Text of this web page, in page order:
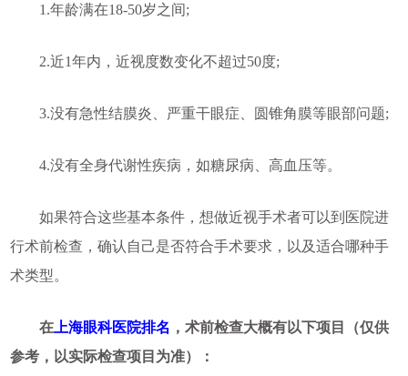
1.年龄满在18-50岁之间;
2.近1年内，近视度数变化不超过50度;
3.没有急性结膜炎、严重干眼症、圆锥角膜等眼部问题;
4.没有全身代谢性疾病，如糖尿病、高血压等。
如果符合这些基本条件，想做近视手术者可以到医院进
行术前检查，确认自己是否符合手术要求，以及适合哪种手
术类型。
在上海眼科医院排名 ，术前检查大概有以下项目（仅供
参考，以实际检查项目为准）：